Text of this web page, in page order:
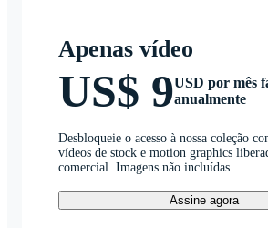
Apenas vídeo
US$ 9USD por mês
anualmente
Desbloqueie o acesso à nossa coleção
vídeos de stock e motion graphics
comercial. Imagens não incluídas.
Assine agora